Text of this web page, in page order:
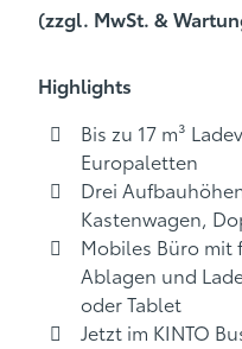
(zzgl. MwSt. &
Highlights
Bis zu 17 m³
Europaletten
Drei
Kastenwagen,
Mobiles Büro mit
Ablagen und
oder Tablet
Jetzt im KINTO